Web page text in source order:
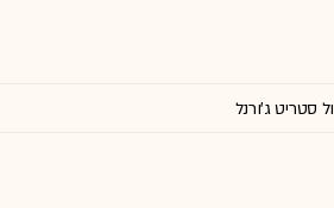
סטריט ג'ורנל